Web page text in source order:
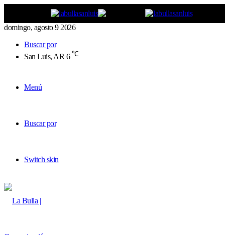
domingo, agosto 9 2026
Buscar por
San Luis, AR 6 ℃
Menú
Buscar por
Switch skin